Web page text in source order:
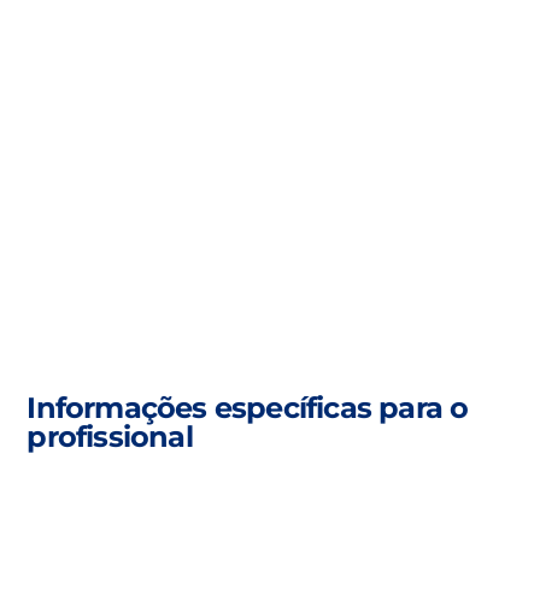
Informações específicas para o
profissional